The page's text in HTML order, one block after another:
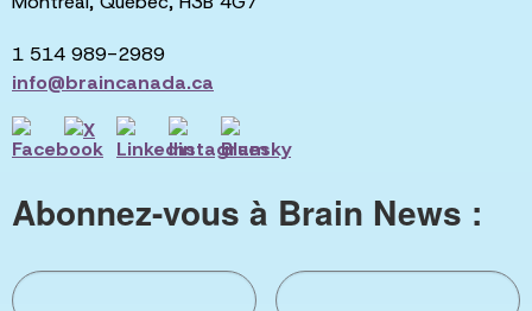
1 514 989-2989
info@braincanada.ca
Abonnez-vous à Brain News :